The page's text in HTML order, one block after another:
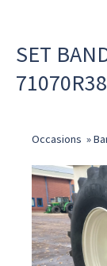
SET
71070R38
Occasions »